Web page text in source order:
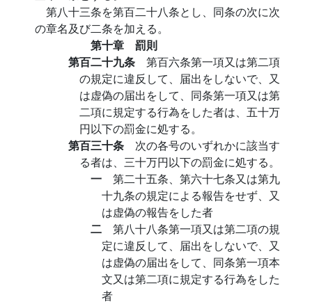
第八十三条を第百二十八条とし、同条の次に次
の章名及び二条を加える。
第十章 罰則
第百二十九条 第百六条第一項又は第二項
の規定に違反して、届出をしないで、又
は虚偽の届出をして、同条第一項又は第
二項に規定する行為をした者は、五十万
円以下の罰金に処する。
第百三十条 次の各号のいずれかに該当す
る者は、三十万円以下の罰金に処する。
一 第二十五条、第六十七条又は第九
十九条の規定による報告をせず、又
は虚偽の報告をした者
二 第八十八条第一項又は第二項の規
定に違反して、届出をしないで、又
は虚偽の届出をして、同条第一項本
文又は第二項に規定する行為をした
者